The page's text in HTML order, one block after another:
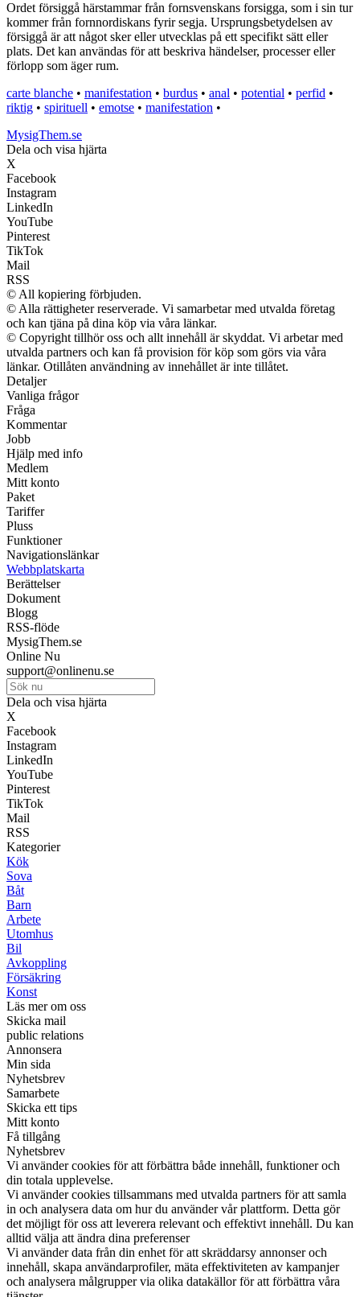
Ordet försiggå härstammar från fornsvenskans forsigga, som i sin tur
kommer från fornnordiskans fyrir segja. Ursprungsbetydelsen av
försiggå är att något sker eller utvecklas på ett specifikt sätt eller
plats. Det kan användas för att beskriva händelser, processer eller
förlopp som äger rum.
carte blanche • manifestation • burdus • anal • potential • perfid •
riktig • spirituell • emotse • manifestation •
MysigThem.se
Dela och visa hjärta
X
Facebook
Instagram
LinkedIn
YouTube
Pinterest
TikTok
Mail
RSS
© All kopiering förbjuden.
© Alla rättigheter reserverade. Vi samarbetar med utvalda företag
och kan tjäna på dina köp via våra länkar.
© Copyright tillhör oss och allt innehåll är skyddat. Vi arbetar med
utvalda partners och kan få provision för köp som görs via våra
länkar. Otillåten användning av innehållet är inte tillåtet.
Detaljer
Vanliga frågor
Fråga
Kommentar
Jobb
Hjälp med info
Medlem
Mitt konto
Paket
Tariffer
Pluss
Funktioner
Navigationslänkar
Webbplatskarta
Berättelser
Dokument
Blogg
RSS-flöde
MysigThem.se
Online Nu
support@onlinenu.se
Dela och visa hjärta
X
Facebook
Instagram
LinkedIn
YouTube
Pinterest
TikTok
Mail
RSS
Kategorier
Kök
Sova
Båt
Barn
Arbete
Utomhus
Bil
Avkoppling
Försäkring
Konst
Läs mer om oss
Skicka mail
public relations
Annonsera
Min sida
Nyhetsbrev
Samarbete
Skicka ett tips
Mitt konto
Få tillgång
Nyhetsbrev
Vi använder cookies för att förbättra både innehåll, funktioner och
din totala upplevelse.
Vi använder cookies tillsammans med utvalda partners för att samla
in och analysera data om hur du använder vår plattform. Detta gör
det möjligt för oss att leverera relevant och effektivt innehåll. Du kan
alltid välja att ändra dina preferenser
Vi använder data från din enhet för att skräddarsy annonser och
innehåll, skapa användarprofiler, mäta effektiviteten av kampanjer
och analysera målgrupper via olika datakällor för att förbättra våra